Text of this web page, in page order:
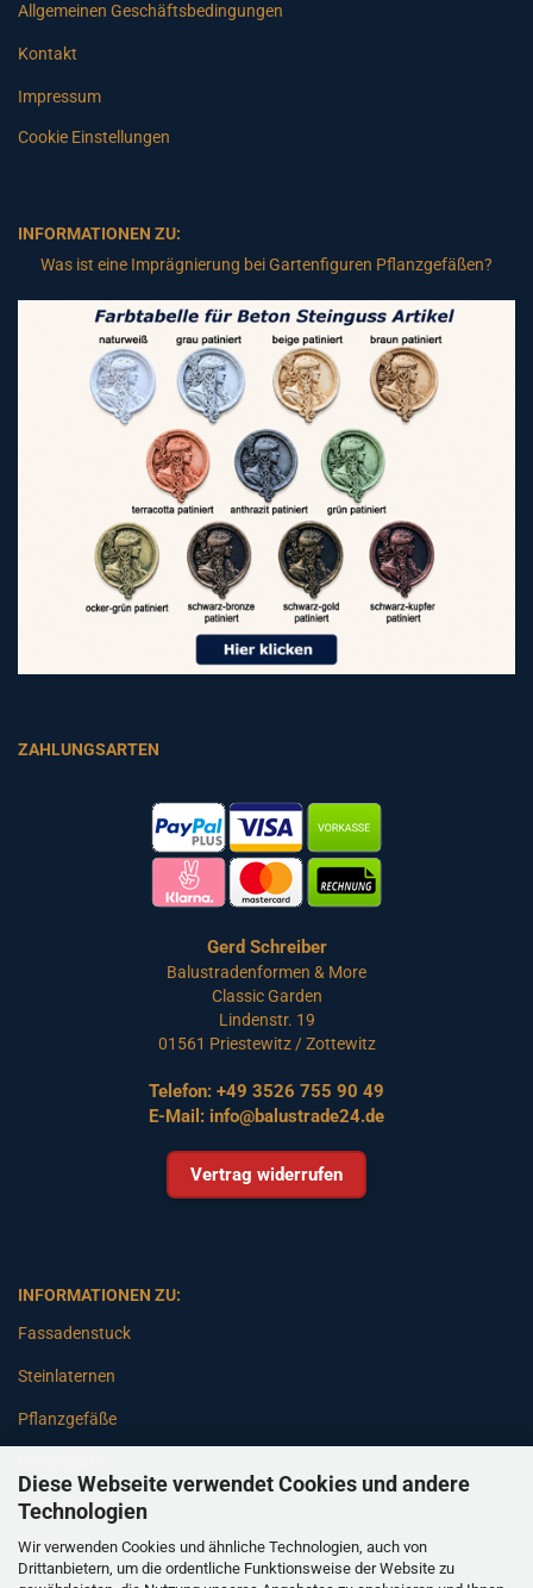
Diese Webseite verwendet Cookies und andere
Technologien
Wir verwenden Cookies und ähnliche Technologien, auch von
Drittanbietern, um die ordentliche Funktionsweise der Website zu
Allgemeinen Geschäftsbedingungen
Kontakt
Impressum
Cookie Einstellungen
INFORMATIONEN ZU:
Was ist eine Imprägnierung bei Gartenfiguren Pflanzgefäßen?
ZAHLUNGSARTEN
Gerd Schreiber
Balustradenformen & More
Classic Garden
Lindenstr. 19
01561 Priestewitz / Zottewitz
Telefon: +49 3526 755 90 49
E-Mail: info@balustrade24.de
Vertrag widerrufen
INFORMATIONEN ZU:
Fassadenstuck
Steinlaternen
Pflanzgefäße
Gartenbänke
Pfeiler